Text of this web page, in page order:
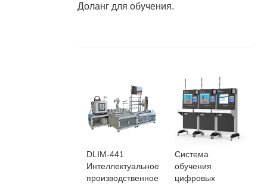
Доланг для обучения.
DLIM-441
Интеллектуальное
производственное
Система
обучения
цифровых